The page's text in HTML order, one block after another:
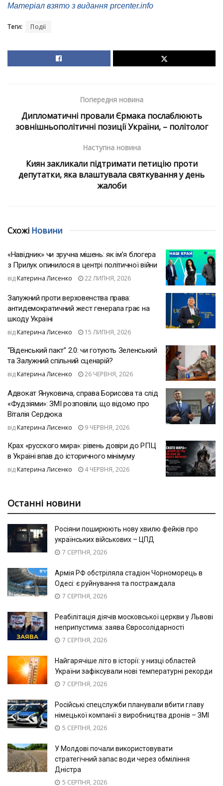
Матеріал взято з видання prcenter.info
Теги: Події
Попередня новина
Дипломатичні провали Єрмака послаблюють
зовнішньополітичні позиції України, – політолог
Наступна новина
Киян закликали підтримати петицію проти
депутатки, яка влаштувала святкування у день
жалоби
Схожі Новини
«Навідник» чи зручна мішень: як ім’я блогера
з Прилук опинилося в центрі політичної війни
від Катерина Лисенко 22 ЛИПНЯ, 2026
Залужний проти верховенства права:
антидемократичний жест генерала грає на
шкоду Україні
від Катерина Лисенко 15 ЛИПНЯ, 2026
“Віденський пакт” 2.0: чи готують Зеленський
та Залужний спільний сценарій?
від Катерина Лисенко 26 ЧЕРВНЯ, 2026
Адвокат Януковича, справа Борисова та слід
«Фудзіями»: ЗМІ розповіли, що відомо про
Віталія Сердюка
від Катерина Лисенко 9 ЧЕРВНЯ, 2026
Крах «русского мира»: рівень довіри до РПЦ
в Україні впав до історичного мінімуму
від Катерина Лисенко 4 ЧЕРВНЯ, 2026
Останні новини
Росіяни поширюють нову хвилю фейків про
українських військових – ЦПД
7 СЕРПНЯ, 2026
Армія РФ обстріляла стадіон Чорноморець в
Одесі: є руйнування та постраждала
7 СЕРПНЯ, 2026
Реабілітація діячів московської церкви у Львові
неприпустима: заява Євросолідарності
7 СЕРПНЯ, 2026
Найгарячіше літо в історії: у низці областей
України зафіксували нові температурні рекорди
7 СЕРПНЯ, 2026
Російські спецслужби планували вбити главу
німецької компанії з виробництва дронів – ЗМІ
5 СЕРПНЯ, 2026
У Молдові почали використовувати
стратегічний запас води через обміління
Дністра
5 СЕРПНЯ, 2026